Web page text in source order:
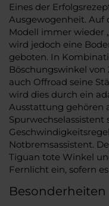
Eines der
Ausgewogenheit. Auf
Modell immer wieder
wird jedoch eine
geboten. In
Böschungswinkel von
auch Offroad seine
wird dies durch ein
Ausstattung gehören
Spurwechselassistent
Notbremsassistent.
Tiguan tote Winkel
Fernlicht ein, sofern
Besonderheiten